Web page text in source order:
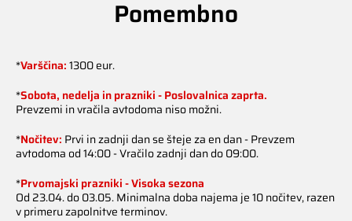
Pomembno
*Varščina:1300 eur.
*Sobota, nedelja in prazniki - Poslovalnica zaprta.
Prevzemi in vračila avtodoma niso možni.
*Nočitev: Prvi in zadnji dan se šteje za en dan - Prevzem
avtodoma od 14:00 - Vračilo zadnji dan do 09:00.
*Prvomajski prazniki - Visoka sezona
Od 23.04. do 03.05. Minimalna doba najema je 10 nočitev, razen
v primeru zapolnitve terminov.